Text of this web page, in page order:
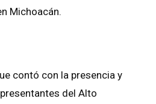
Michoacán.
contó con la presencia y
del Alto